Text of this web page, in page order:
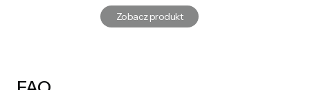
Zobacz produkt